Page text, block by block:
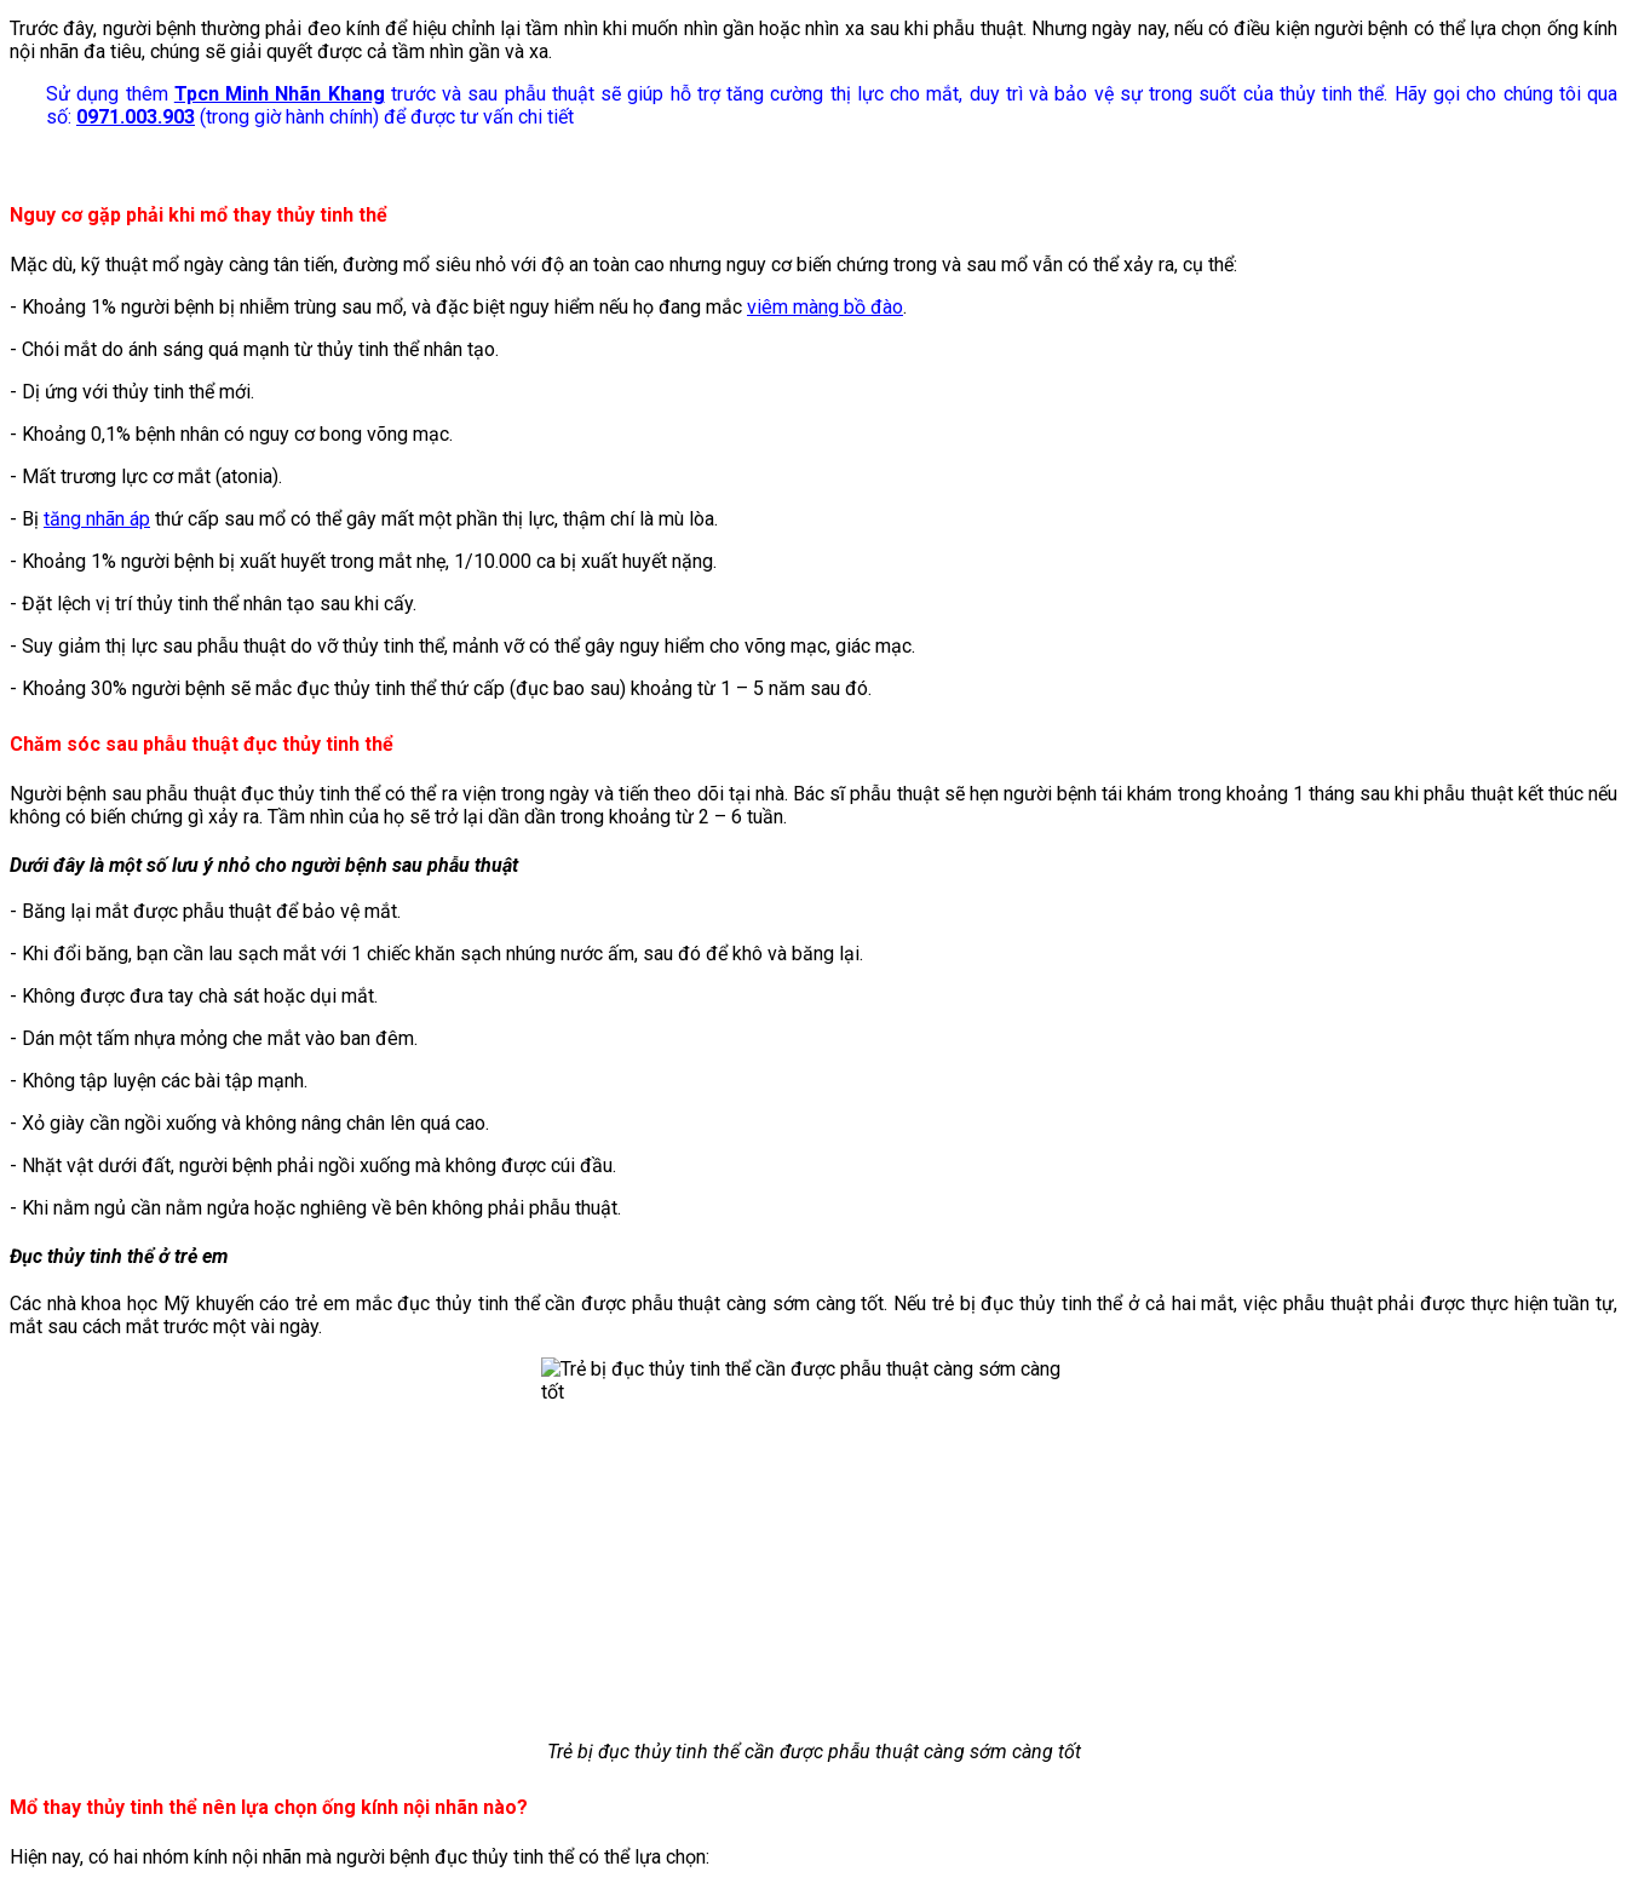
Trước đây, người bệnh thường phải đeo kính để hiệu chỉnh lại tầm nhìn khi muốn nhìn gần hoặc nhìn xa sau khi phẫu thuật. Nhưng ngày nay, nếu có điều kiện người bệnh có thể lựa chọn ống kính
nội nhãn đa tiêu, chúng sẽ giải quyết được cả tầm nhìn gần và xa.
Sử dụng thêm Tpcn Minh Nhãn Khang trước và sau phẫu thuật sẽ giúp hỗ trợ tăng cường thị lực cho mắt, duy trì và bảo vệ sự trong suốt của thủy tinh thể. Hãy gọi cho chúng tôi qua
số: 0971.003.903 (trong giờ hành chính) để được tư vấn chi tiết
Nguy cơ gặp phải khi mổ thay thủy tinh thể
Mặc dù, kỹ thuật mổ ngày càng tân tiến, đường mổ siêu nhỏ với độ an toàn cao nhưng nguy cơ biến chứng trong và sau mổ vẫn có thể xảy ra, cụ thể:
- Khoảng 1% người bệnh bị nhiễm trùng sau mổ, và đặc biệt nguy hiểm nếu họ đang mắc viêm màng bồ đào.
- Chói mắt do ánh sáng quá mạnh từ thủy tinh thể nhân tạo.
- Dị ứng với thủy tinh thể mới.
- Khoảng 0,1% bệnh nhân có nguy cơ bong võng mạc.
- Mất trương lực cơ mắt (atonia).
- Bị tăng nhãn áp thứ cấp sau mổ có thể gây mất một phần thị lực, thậm chí là mù lòa.
- Khoảng 1% người bệnh bị xuất huyết trong mắt nhẹ, 1/10.000 ca bị xuất huyết nặng.
- Đặt lệch vị trí thủy tinh thể nhân tạo sau khi cấy.
- Suy giảm thị lực sau phẫu thuật do vỡ thủy tinh thể, mảnh vỡ có thể gây nguy hiểm cho võng mạc, giác mạc.
- Khoảng 30% người bệnh sẽ mắc đục thủy tinh thể thứ cấp (đục bao sau) khoảng từ 1 – 5 năm sau đó.
Chăm sóc sau phẫu thuật đục thủy tinh thể
Người bệnh sau phẫu thuật đục thủy tinh thể có thể ra viện trong ngày và tiến theo dõi tại nhà. Bác sĩ phẫu thuật sẽ hẹn người bệnh tái khám trong khoảng 1 tháng sau khi phẫu thuật kết thúc nếu
không có biến chứng gì xảy ra. Tầm nhìn của họ sẽ trở lại dần dần trong khoảng từ 2 – 6 tuần.
Dưới đây là một số lưu ý nhỏ cho người bệnh sau phẫu thuật
- Băng lại mắt được phẫu thuật để bảo vệ mắt.
- Khi đổi băng, bạn cần lau sạch mắt với 1 chiếc khăn sạch nhúng nước ấm, sau đó để khô và băng lại.
- Không được đưa tay chà sát hoặc dụi mắt.
- Dán một tấm nhựa mỏng che mắt vào ban đêm.
- Không tập luyện các bài tập mạnh.
- Xỏ giày cần ngồi xuống và không nâng chân lên quá cao.
- Nhặt vật dưới đất, người bệnh phải ngồi xuống mà không được cúi đầu.
- Khi nằm ngủ cần nằm ngửa hoặc nghiêng về bên không phải phẫu thuật.
Đục thủy tinh thể ở trẻ em
Các nhà khoa học Mỹ khuyến cáo trẻ em mắc đục thủy tinh thể cần được phẫu thuật càng sớm càng tốt. Nếu trẻ bị đục thủy tinh thể ở cả hai mắt, việc phẫu thuật phải được thực hiện tuần tự,
mắt sau cách mắt trước một vài ngày.
Trẻ bị đục thủy tinh thể cần được phẫu thuật càng sớm càng tốt
Mổ thay thủy tinh thể nên lựa chọn ống kính nội nhãn nào?
Hiện nay, có hai nhóm kính nội nhãn mà người bệnh đục thủy tinh thể có thể lựa chọn: